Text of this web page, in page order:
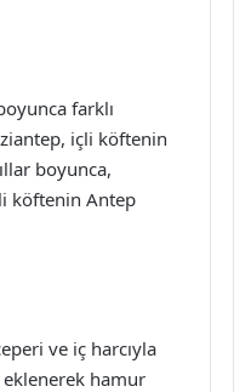
farklı
içli köftenin
boyunca,
köftenin Antep
ve iç harcıyla
eklenerek hamur